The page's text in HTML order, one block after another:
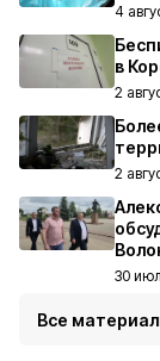
4
в
2
2
30
Все